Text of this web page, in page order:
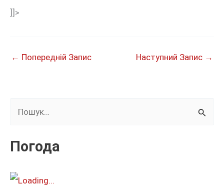
]]>
← Попередній Запис Наступний Запис →
к
т
Погода